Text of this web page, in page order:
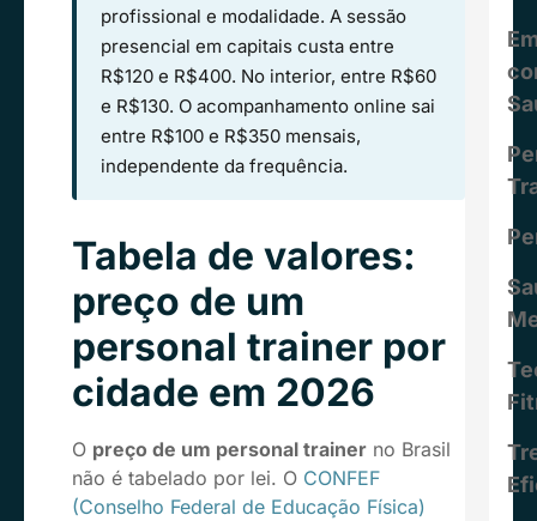
profissional e modalidade. A sessão
presencial em capitais custa entre
R$120 e R$400. No interior, entre R$60
e R$130. O acompanhamento online sai
entre R$100 e R$350 mensais,
independente da frequência.
Tabela de valores:
preço de um
personal trainer por
cidade em 2026
O preço de um personal trainer no Brasil
não é tabelado por lei. O CONFEF
(Conselho Federal de Educação Física)